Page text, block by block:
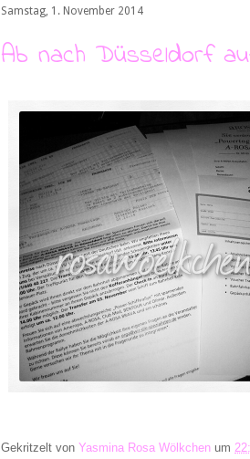
Samstag, 1. November 2014
Ab nach Düsseldorf
Gekritzelt von Yasmina Rosa Wölkchen um